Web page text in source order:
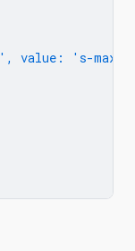
value: 's-